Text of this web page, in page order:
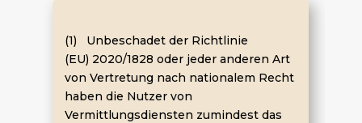
(1) Unbeschadet der Richtlinie
(EU) 2020/1828 oder jeder anderen Art
von Vertretung nach nationalem Recht
haben die Nutzer von
Vermittlungsdiensten zumindest das